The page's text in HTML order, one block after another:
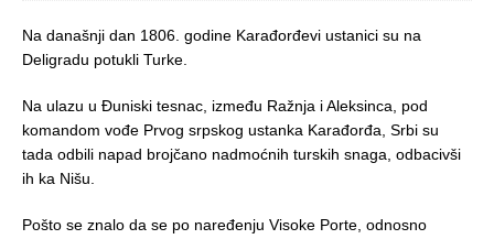
Na današnji dan 1806. godine Karađorđevi ustanici su na
Deligradu potukli Turke.
Na ulazu u Đuniski tesnac, između Ražnja i Aleksinca, pod
komandom vođe Prvog srpskog ustanka Karađorđa, Srbi su
tada odbili napad brojčano nadmoćnih turskih snaga, odbacivši
ih ka Nišu.
Pošto se znalo da se po naređenju Visoke Porte, odnosno